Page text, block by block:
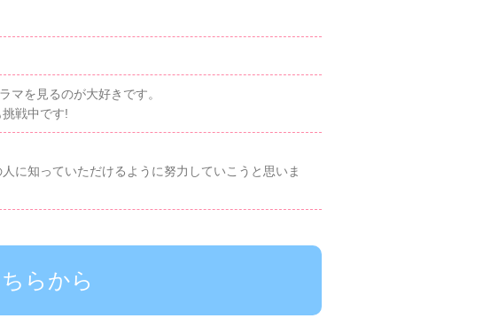
マを見るのが大好きです。
戦中です!
に知っていただけるように努力していこうと思いま
らから